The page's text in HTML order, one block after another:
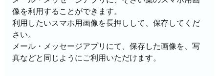
像を利用することができます。
利用したいスマホ用画像を長押しして、保存してくだ
さい。
メール・メッセージアプリにて、保存した画像を、写
真などと同じようにご利用いただけます。